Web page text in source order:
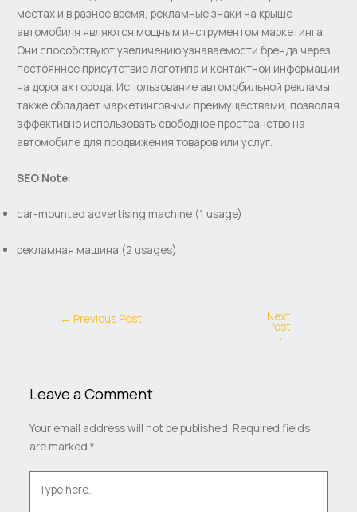
местах и в разное время, рекламные знаки на крыше
автомобиля являются мощным инструментом маркетинга.
Они способствуют увеличению узнаваемости бренда через
постоянное присутствие логотипа и контактной информации
на дорогах города. Использование автомобильной рекламы
также обладает маркетинговыми преимуществами, позволяя
эффективно использовать свободное пространство на
автомобиле для продвижения товаров или услуг.
SEO Note:
car-mounted advertising machine (1 usage)
рекламная машина (2 usages)
← Previous Post Next
Post
→
Leave a Comment
Your email address will not be published. Required fields
are marked *
here..